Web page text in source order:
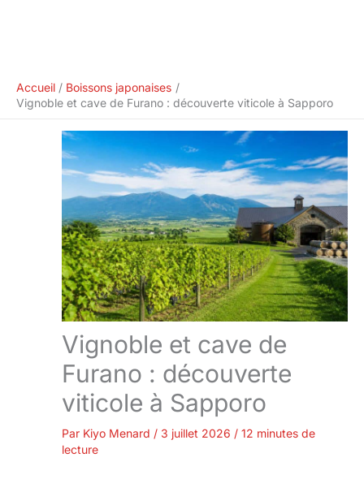
Accueil
Boissons japonaises
Vignoble et cave de Furano : découverte viticole à Sapporo
Vignoble et cave de
Furano : découverte
viticole à Sapporo
Par Kiyo Menard / 3 juillet 2026 / 12 minutes de
lecture